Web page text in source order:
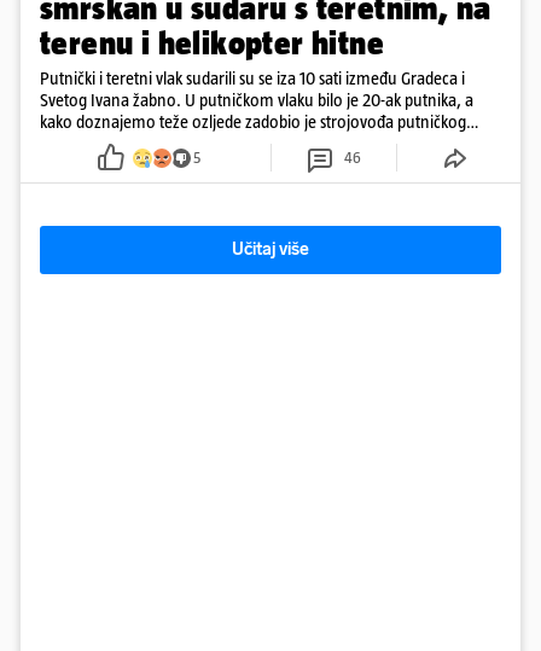
smrskan u sudaru s teretnim, na
terenu i helikopter hitne
Putnički i teretni vlak sudarili su se iza 10 sati između Gradeca i
Svetog Ivana žabno. U putničkom vlaku bilo je 20-ak putnika, a
kako doznajemo teže ozljede zadobio je strojovođa putničkog
vlaka. Zatvoren je promet, a fotoreporteri Prigorskog objavili su
prve snimke s mjesta sudara
5 46
Učitaj više